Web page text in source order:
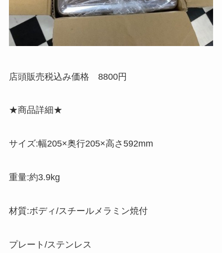
店頭販売税込み価格 8800円
★商品詳細★
サイズ:幅205×奥行205×高さ592mm
重量:約3.9kg
材質:ボディ/スチールメラミン焼付
プレート/ステンレス